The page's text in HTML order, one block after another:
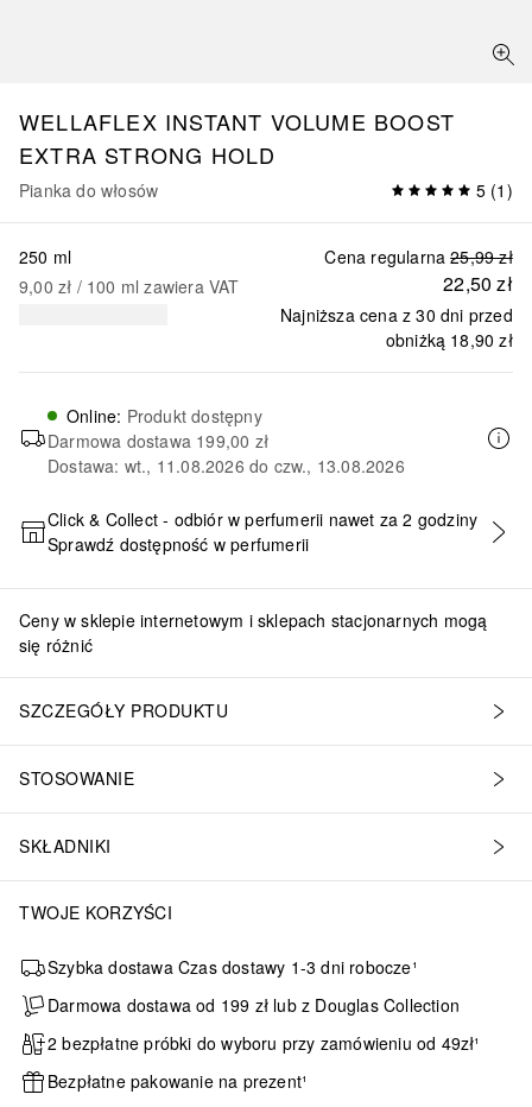
WELLAFLEX INSTANT VOLUME BOOST
EXTRA STRONG HOLD
Pianka do włosów 5 (1 )
Cena regularna 25,99 zł
22,50 zł
Najniższa cena z 30 dni przed
obniżką 18,90 zł
250 ml
9,00 zł / 100 ml zawiera VAT
Online: Produkt dostępny
Darmowa dostawa 199,00 zł
Dostawa: wt., 11.08.2026 do czw., 13.08.2026
DODAJ DO KOSZYKA
Click & Collect - odbiór w perfumerii nawet za 2 godziny
Sprawdź dostępność w perfumerii
Ceny w sklepie internetowym i sklepach stacjonarnych mogą
się różnić
SZCZEGÓŁY PRODUKTU
STOSOWANIE
SKŁADNIKI
TWOJE KORZYŚCI
Szybka dostawa Czas dostawy 1-3 dni robocze¹
Darmowa dostawa od 199 zł lub z Douglas Collection
2 bezpłatne próbki do wyboru przy zamówieniu od 49zł¹
Bezpłatne pakowanie na prezent¹